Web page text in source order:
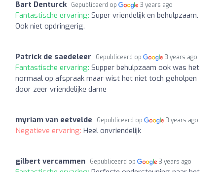
Bart Denturck Gepubliceerd op 3 years ago
Fantastische ervaring: Super vriendelijk en behulpzaam.
Ook niet opdringerig.
Patrick de saedeleer Gepubliceerd op 3 years ago
Fantastische ervaring: Supper behulpzaam ook was het
normaal op afspraak maar wist het niet toch geholpen
door zeer vriendelijke dame
myriam van eetvelde Gepubliceerd op 3 years ago
Negatieve ervaring: Heel onvriendelijk
gilbert vercammen Gepubliceerd op 3 years ago